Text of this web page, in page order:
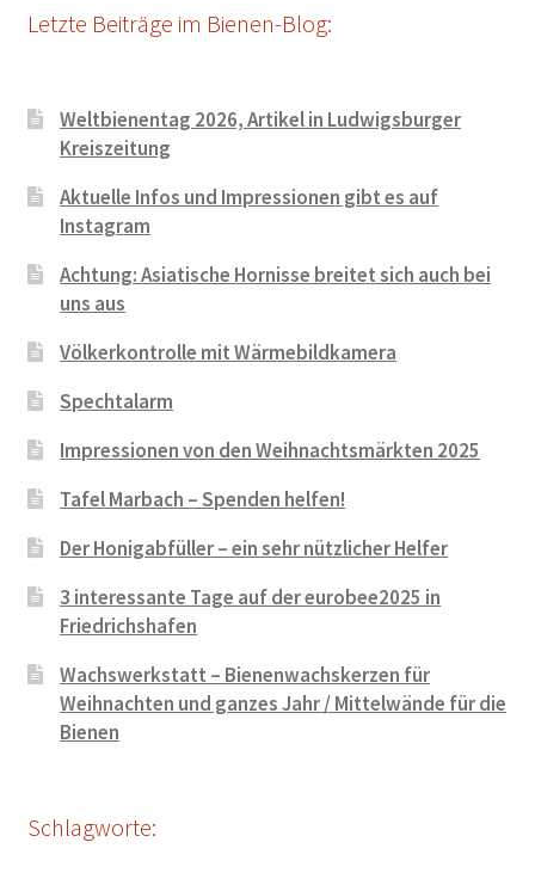
Letzte Beiträge im Bienen-Blog:
Weltbienentag 2026, Artikel in Ludwigsburger
Kreiszeitung
Aktuelle Infos und Impressionen gibt es auf
Instagram
Achtung: Asiatische Hornisse breitet sich auch bei
uns aus
Völkerkontrolle mit Wärmebildkamera
Spechtalarm
Impressionen von den Weihnachtsmärkten 2025
Tafel Marbach – Spenden helfen!
Der Honigabfüller – ein sehr nützlicher Helfer
3 interessante Tage auf der eurobee2025 in
Friedrichshafen
Wachswerkstatt – Bienenwachskerzen für
Weihnachten und ganzes Jahr / Mittelwände für die
Bienen
Schlagworte: